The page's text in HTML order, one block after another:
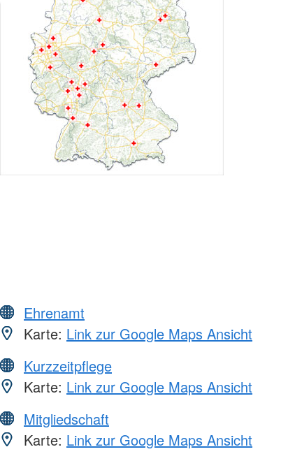
Ehrenamt
Karte: Link zur Google Maps Ansicht
Kurzzeitpflege
Karte: Link zur Google Maps Ansicht
Mitgliedschaft
Karte: Link zur Google Maps Ansicht